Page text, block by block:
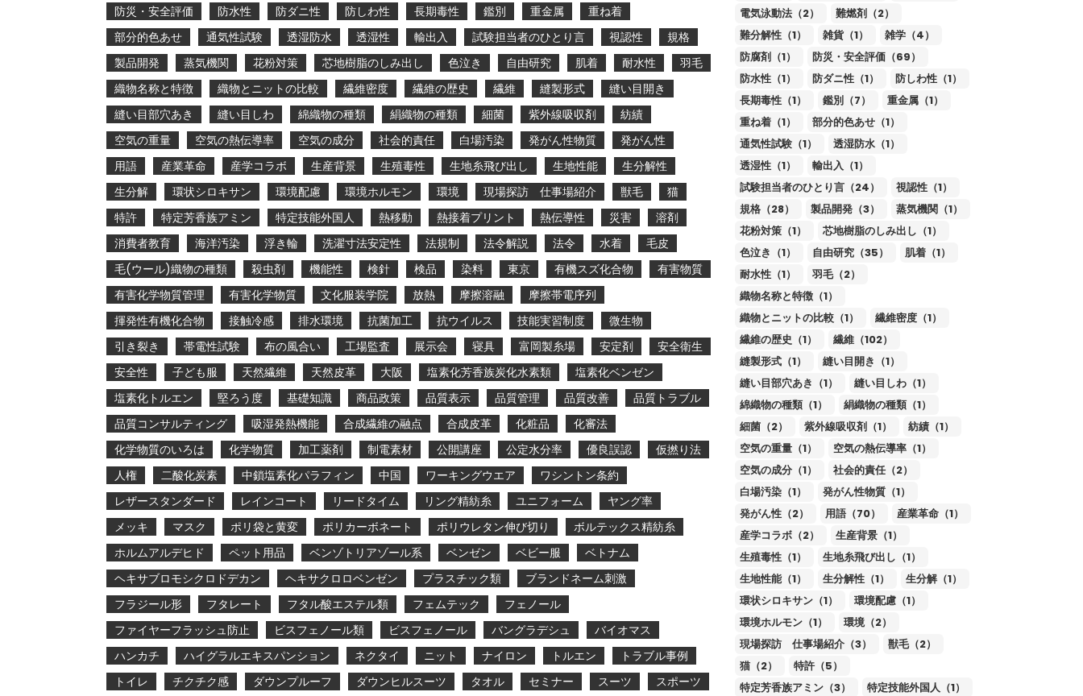
防災・安全評価
防水性 防ダニ性 防しわ性 長期毒性 鑑別 重金属
重ね着
部分的色あせ
通気性試験 透湿防水 透湿性 輸出入 試験担当者のひとり言 視認性
規格
製品開発
蒸気機関 花粉対策 芯地樹脂のしみ出し 色泣き 自由研究 肌着 耐水性
羽毛
織物名称と特徴
織物とニットの比較 繊維密度 繊維の歴史 繊維 縫製形式
縫い目開き
縫い目部穴あき
縫い目しわ 綿織物の種類 絹織物の種類 細菌 紫外線吸収剤
紡績
空気の重量
空気の熱伝導率 空気の成分 社会的責任 白場汚染 発がん性物質
発がん性
用語
産業革命 産学コラボ 生産背景 生殖毒性 生地糸飛び出し 生地性能
生分解性
生分解
環状シロキサン 環境配慮 環境ホルモン 環境 現場探訪 仕事場紹介 獣毛
猫
特許
特定芳香族アミン 特定技能外国人 熱移動 熱接着プリント 熱伝導性 災害
溶剤
消費者教育
海洋汚染 浮き輪 洗濯寸法安定性 法規制 法令解説 法令 水着
毛皮
毛(ウール)織物の種類
殺虫剤 機能性 検針 検品 染料 東京 有機スズ化合物
有害物質
有害化学物質管理
有害化学物質 文化服装学院 放熱 摩擦溶融
摩擦帯電序列
揮発性有機化合物
接触冷感 排水環境 抗菌加工 抗ウイルス 技能実習制度
微生物
引き裂き
帯電性試験 布の風合い 工場監査 展示会 寝具 富岡製糸場 安定剤
安全衛生
安全性
子ども服 天然繊維 天然皮革 大阪 塩素化芳香族炭化水素類
塩素化ベンゼン
塩素化トルエン
堅ろう度 基礎知識 商品政策 品質表示 品質管理 品質改善
品質トラブル
品質コンサルティング
吸湿発熱機能 合成繊維の融点 合成皮革 化粧品
化審法
化学物質のいろは
化学物質 加工薬剤 制電素材 公開講座 公定水分率 優良誤認
仮撚り法
人権
二酸化炭素 中鎖塩素化パラフィン 中国 ワーキングウエア
ワシントン条約
レザースタンダード
レインコート リードタイム リング精紡糸 ユニフォーム
ヤング率
メッキ
マスク ポリ袋と黄変 ポリカーボネート ポリウレタン伸び切り
ボルテックス精紡糸
ホルムアルデヒド
ペット用品 ベンゾトリアゾール系 ベンゼン ベビー服
ベトナム
ヘキサブロモシクロドデカン
ヘキサクロロベンゼン プラスチック類
ブランドネーム刺激
フラジール形
フタレート フタル酸エステル類 フェムテック
フェノール
ファイヤーフラッシュ防止
ビスフェノール類 ビスフェノール バングラデシュ
バイオマス
ハンカチ
ハイグラルエキスパンション ネクタイ ニット ナイロン トルエン
トラブル事例
トイレ
チクチク感 ダウンプルーフ ダウンヒルスーツ タオル セミナー スーツ
スポーツ
電気泳動法（2）
難燃剤（2）
難分解性（1）
雑貨（1）
雑学（4）
防腐剤（1）
防災・安全評価（69）
防水性（1）
防ダニ性（1）
防しわ性（1）
長期毒性（1）
鑑別（7）
重金属（1）
重ね着（1）
部分的色あせ（1）
通気性試験（1）
透湿防水（1）
透湿性（1）
輸出入（1）
試験担当者のひとり言（24）
視認性（1）
規格（28）
製品開発（3）
蒸気機関（1）
花粉対策（1）
芯地樹脂のしみ出し（1）
色泣き（1）
自由研究（35）
肌着（1）
耐水性（1）
羽毛（2）
織物名称と特徴（1）
織物とニットの比較（1）
繊維密度（1）
繊維の歴史（1）
繊維（102）
縫製形式（1）
縫い目開き（1）
縫い目部穴あき（1）
縫い目しわ（1）
綿織物の種類（1）
絹織物の種類（1）
細菌（2）
紫外線吸収剤（1）
紡績（1）
空気の重量（1）
空気の熱伝導率（1）
空気の成分（1）
社会的責任（2）
白場汚染（1）
発がん性物質（1）
発がん性（2）
用語（70）
産業革命（1）
産学コラボ（2）
生産背景（1）
生殖毒性（1）
生地糸飛び出し（1）
生地性能（1）
生分解性（1）
生分解（1）
環状シロキサン（1）
環境配慮（1）
環境ホルモン（1）
環境（2）
現場探訪 仕事場紹介（3）
獣毛（2）
猫（2）
特許（5）
特定芳香族アミン（3）
特定技能外国人（1）